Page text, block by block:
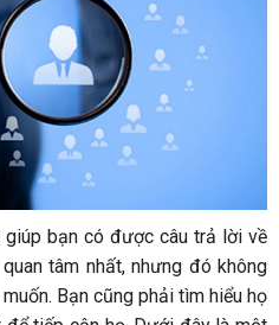
giúp bạn có được câu trả lời về
tâm nhất, nhưng đó không
Bạn cũng phải tìm hiểu họ